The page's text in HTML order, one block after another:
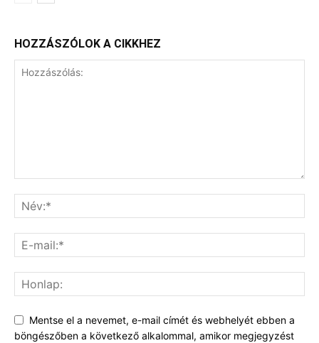
HOZZÁSZÓLOK A CIKKHEZ
Mentse el a nevemet, e-mail címét és webhelyét ebben a
böngészőben a következő alkalommal, amikor megjegyzést